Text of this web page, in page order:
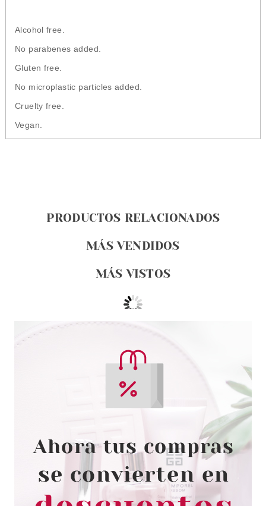
Alcohol free.
No parabenes added.
Gluten free.
No microplastic particles added.
Cruelty free.
Vegan.
PRODUCTOS RELACIONADOS
MÁS VENDIDOS
MÁS VISTOS
CATRICE
CATRICE UNDERWATER
SECRETS BRILLO DE LABIOS
HYDRA SHEEN 02 2,7 ML
Pvr 5.29€
desde